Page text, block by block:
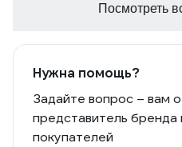
Посмотреть
Нужна помощь?
Задайте вопрос – вам
представитель бренда
покупателей